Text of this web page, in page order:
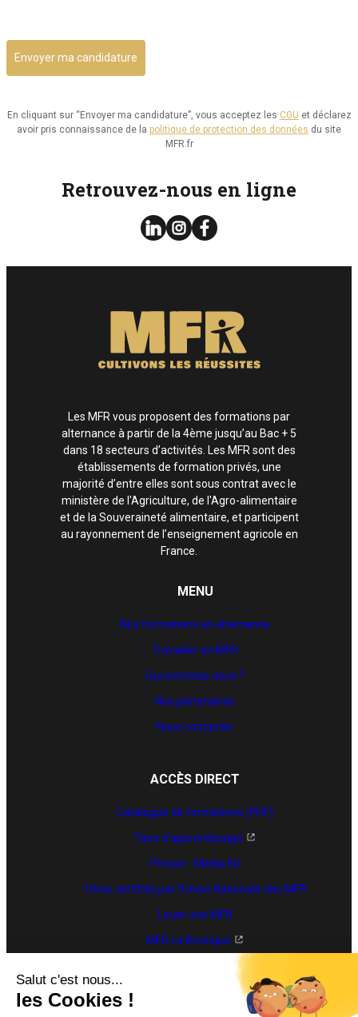
Il vous est possible d’avoir un accès à vos données, ainsi que de les rectifier,
ou d’exercer votre droit à la limitation de leur utilisation. Par ailleurs, vous
disposez d’un droit d’opposition à cette utilisation et d’effacement de ces
Vous pouvez consulter le site de la CNIL.fr ou
Vous pouvez exercer les droits ci-dessus présentés en contactant notre
délégué à la protection des données à l’adresse dpo@mfr.asso.fr
En cliquant sur “Envoyer ma candidature”, vous acceptez les CGU et déclarez
avoir pris connaissance de la politique de protection des données du site
MFR.fr
Retrouvez-nous en ligne
Les MFR vous proposent des formations par
alternance à partir de la 4ème jusqu’au Bac + 5
dans 18 secteurs d’activités. Les MFR sont des
établissements de formation privés, une
majorité d’entre elles sont sous contrat avec le
ministère de l'Agriculture, de l'Agro-alimentaire
et de la Souveraineté alimentaire, et participent
au rayonnement de l’enseignement agricole en
France.
MENU
Nos formations en alternance
Travailler en MFR
Qui sommes nous ?
Nos partenaires
Nous contacter
ACCÈS DIRECT
Catalogue de formations (PDF)
Taxe d'apprentissage
Presse - Média Kit
Titres certifiés par l’Union Nationale des MFR
Louer une MFR
MFR La Boutique
Trouver une formation